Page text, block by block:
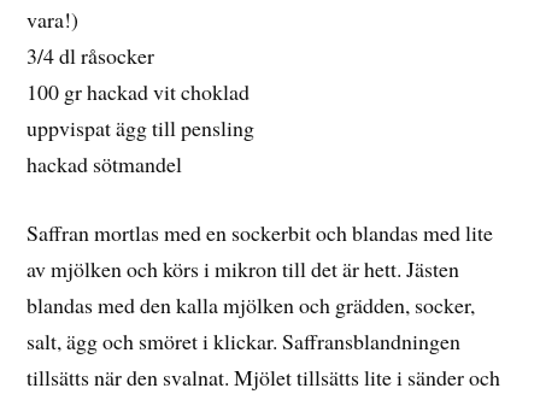
vara!)
3/4 dl råsocker
100 gr hackad vit choklad
uppvispat ägg till pensling
hackad sötmandel
Saffran mortlas med en sockerbit och blandas med lite
av mjölken och körs i mikron till det är hett. Jästen
blandas med den kalla mjölken och grädden, socker,
salt, ägg och smöret i klickar. Saffransblandningen
tillsätts när den svalnat. Mjölet tillsätts lite i sänder och